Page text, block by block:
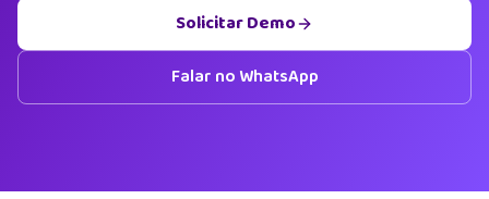
Solicitar Demo
Falar no WhatsApp